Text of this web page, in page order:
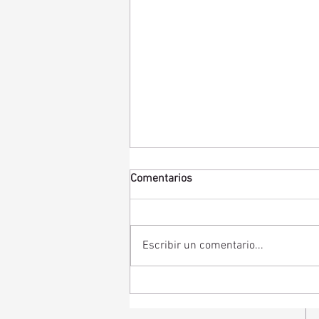
Comentarios
Escribir un comentario...